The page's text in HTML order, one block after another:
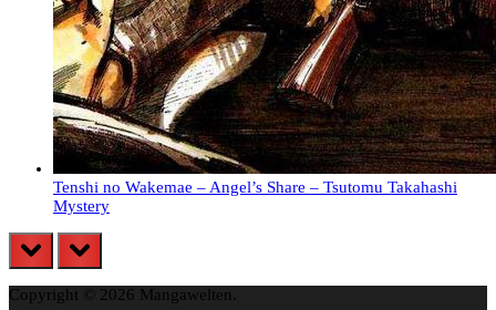
Tenshi no Wakemae – Angel’s Share – Tsutomu Takahashi
Mystery
prev next
Copyright © 2026 Mangawelten.